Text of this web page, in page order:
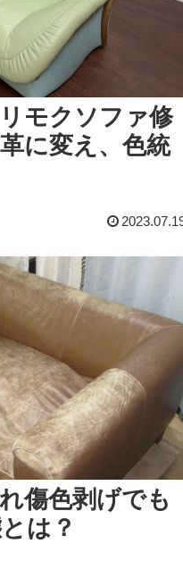
モクソファ修
に変え、色統
傷色剥げでも
は？